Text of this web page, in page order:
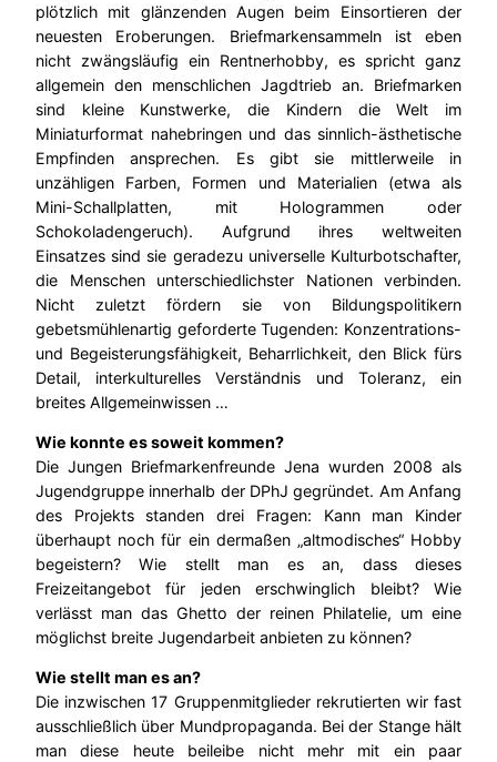
plötzlich mit glänzenden Augen beim Einsortieren der
neuesten Eroberungen. Briefmarkensammeln ist eben
nicht zwängsläufig ein Rentnerhobby, es spricht ganz
allgemein den menschlichen Jagdtrieb an. Briefmarken
sind kleine Kunstwerke, die Kindern die Welt im
Miniaturformat nahebringen und das sinnlich-ästhetische
Empfinden ansprechen. Es gibt sie mittlerweile in
unzähligen Farben, Formen und Materialien (etwa als
Mini-Schallplatten, mit Hologrammen oder
Schokoladengeruch). Aufgrund ihres weltweiten
Einsatzes sind sie geradezu universelle Kulturbotschafter,
die Menschen unterschiedlichster Nationen verbinden.
Nicht zuletzt fördern sie von Bildungspolitikern
gebetsmühlenartig geforderte Tugenden: Konzentrations-
und Begeisterungsfähigkeit, Beharrlichkeit, den Blick fürs
Detail, interkulturelles Verständnis und Toleranz, ein
breites Allgemeinwissen …
Wie konnte es soweit kommen?
Die Jungen Briefmarkenfreunde Jena wurden 2008 als
Jugendgruppe innerhalb der DPhJ gegründet. Am Anfang
des Projekts standen drei Fragen: Kann man Kinder
überhaupt noch für ein dermaßen „altmodisches“ Hobby
begeistern? Wie stellt man es an, dass dieses
Freizeitangebot für jeden erschwinglich bleibt? Wie
verlässt man das Ghetto der reinen Philatelie, um eine
möglichst breite Jugendarbeit anbieten zu können?
Wie stellt man es an?
Die inzwischen 17 Gruppenmitglieder rekrutierten wir fast
ausschließlich über Mundpropaganda. Bei der Stange hält
man diese heute beileibe nicht mehr mit ein paar